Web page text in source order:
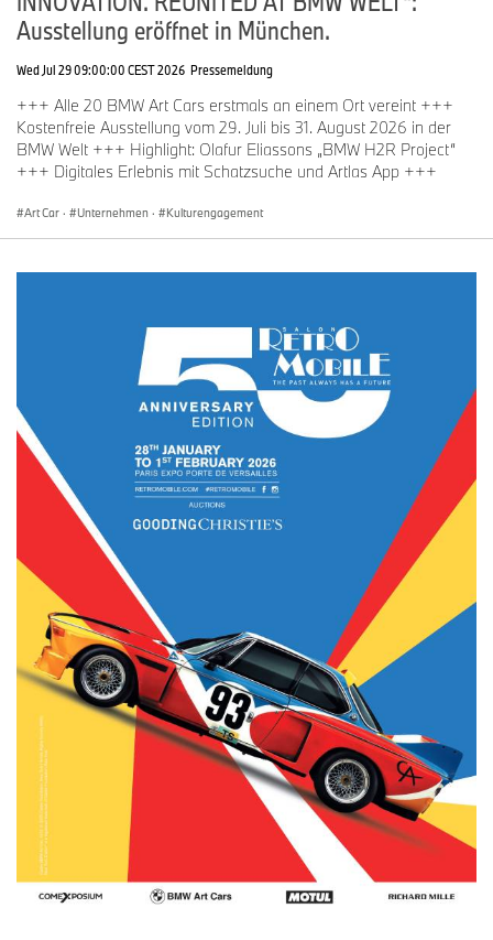
Das Kulturengagement der BMW Group mit exklusiven Updates
und tieferen Einblicken in die weltweiten kulturellen Initiativen
können auf Instagram unter
Ausstellung eröffnet in München.
Wed Jul 29 09:00:00 CEST 2026 Pressemeldung
+++ Alle 20 BMW Art Cars erstmals an einem Ort vereint +++
Kostenfreie Ausstellung vom 29. Juli bis 31. August 2026 in der
BMW Welt +++ Highlight: Olafur Eliassons „BMW H2R Project“
+++ Digitales Erlebnis mit Schatzsuche und Artlas App +++
Art Car · Unternehmen · Kulturengagement